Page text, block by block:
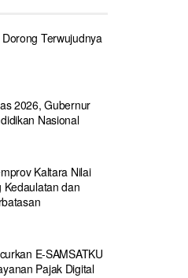
Terwujudnya
2026, Gubernur
Nasional
Kaltara Nilai
Kedaulatan dan
E-SAMSATKU
Pajak Digital